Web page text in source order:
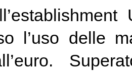
l’uso delle